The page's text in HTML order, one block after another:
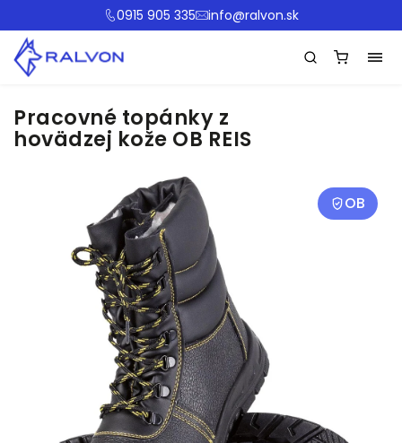
0915 905 335 info@ralvon.sk
Pracovné topánky z
hovädzej kože OB REIS
OB